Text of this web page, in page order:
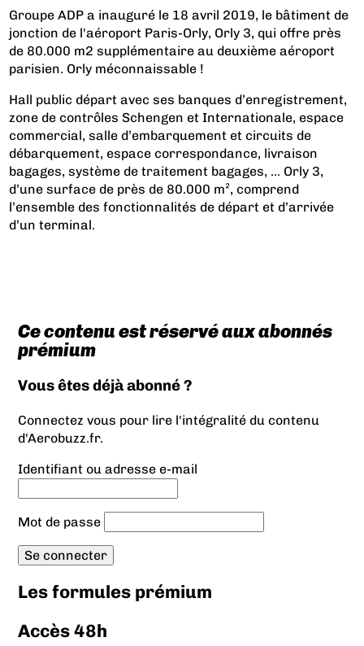
Groupe ADP a inauguré le 18 avril 2019, le bâtiment de
jonction de l'aéroport Paris-Orly, Orly 3, qui offre près
de 80.000 m2 supplémentaire au deuxième aéroport
parisien. Orly méconnaissable !
Hall public départ avec ses banques d’enregistrement,
zone de contrôles Schengen et Internationale, espace
commercial, salle d’embarquement et circuits de
débarquement, espace correspondance, livraison
bagages, système de traitement bagages, … Orly 3,
d’une surface de près de 80.000 m², comprend
l’ensemble des fonctionnalités de départ et d’arrivée
d’un terminal.
Ce contenu est réservé aux abonnés
prémium
Vous êtes déjà abonné ?
Connectez vous pour lire l'intégralité du contenu
d'Aerobuzz.fr.
Identifiant ou adresse e-mail
Mot de passe
Les formules prémium
Accès 48h